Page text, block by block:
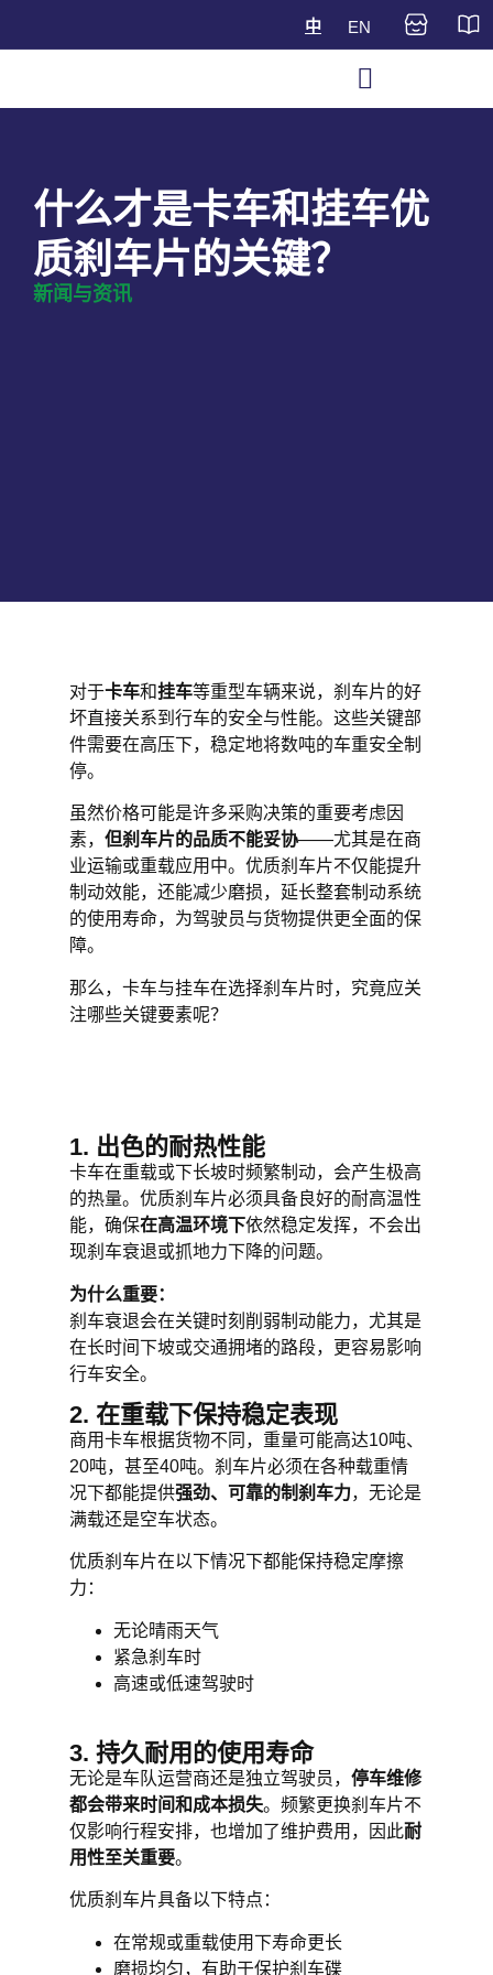
中 EN
什么才是卡车和挂车优
质刹车片的关键？
新闻与资讯
对于卡车和挂车等重型车辆来说，刹车片的好
坏直接关系到行车的安全与性能。这些关键部
件需要在高压下，稳定地将数吨的车重安全制
停。
虽然价格可能是许多采购决策的重要考虑因
素， 但刹车片的品质不能妥协——尤其是在商
业运输或重载应用中。优质刹车片不仅能提升
制动效能，还能减少磨损，延长整套制动系统
的使用寿命，为驾驶员与货物提供更全面的保
障。
那么，卡车与挂车在选择刹车片时，究竟应关
注哪些关键要素呢？
1. 出色的耐热性能
卡车在重载或下长坡时频繁制动，会产生极高
的热量。优质刹车片必须具备良好的耐高温性
能，确保在高温环境下依然稳定发挥，不会出
现刹车衰退或抓地力下降的问题。
为什么重要：
刹车衰退会在关键时刻削弱制动能力，尤其是
在长时间下坡或交通拥堵的路段，更容易影响
行车安全。
2. 在重载下保持稳定表现
商用卡车根据货物不同，重量可能高达10吨、
20吨，甚至40吨。刹车片必须在各种载重情
况下都能提供强劲、可靠的制刹车力，无论是
满载还是空车状态。
优质刹车片在以下情况下都能保持稳定摩擦
力：
无论晴雨天气
紧急刹车时
高速或低速驾驶时
3. 持久耐用的使用寿命
无论是车队运营商还是独立驾驶员， 停车维修
都会带来时间和成本损失。频繁更换刹车片不
仅影响行程安排，也增加了维护费用，因此耐
用性至关重要。
优质刹车片具备以下特点：
在常规或重载使用下寿命更长
磨损均匀，有助于保护刹车碟